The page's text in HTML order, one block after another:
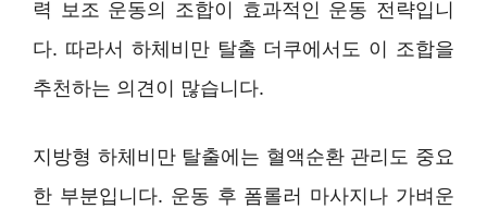
력 보조 운동의 조합이 효과적인 운동 전략입니
다. 따라서 하체비만 탈출 더쿠에서도 이 조합을
추천하는 의견이 많습니다.
지방형 하체비만 탈출에는 혈액순환 관리도 중요
한 부분입니다. 운동 후 폼롤러 마사지나 가벼운